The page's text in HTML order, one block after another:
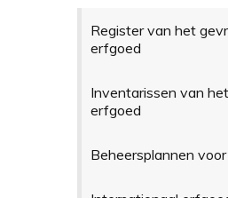
Register van het
erfgoed
Inventarissen van
erfgoed
Beheersplannen